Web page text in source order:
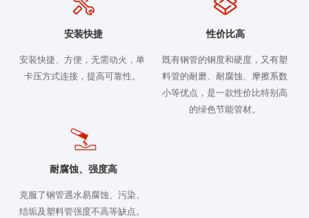
安装快捷
安装快捷、方便，无需动火，单
卡压方式连接，提高可靠性。
性价比高
既有钢管的钢度和硬度，又有塑
料管的耐磨、耐腐蚀、摩擦系数
小等优点，是一款性价比特别高
的绿色节能管材。
耐腐蚀、强度高
克服了钢管遇水易腐蚀、污染、
结垢及塑料管强度不高等缺点。